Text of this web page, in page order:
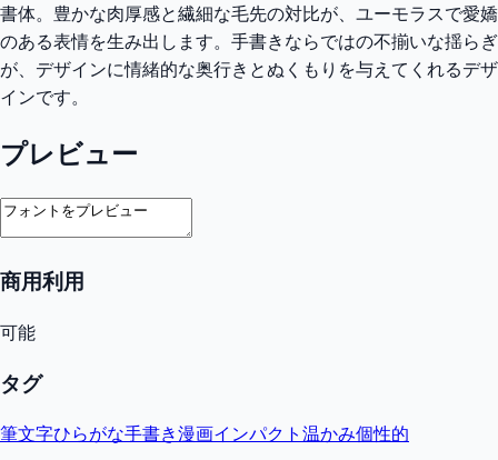
書体。豊かな肉厚感と繊細な毛先の対比が、ユーモラスで愛嬌
のある表情を生み出します。手書きならではの不揃いな揺らぎ
が、デザインに情緒的な奥行きとぬくもりを与えてくれるデザ
インです。
プレビュー
商用利用
可能
タグ
筆文字ひらがな手書き漫画インパクト 温かみ個性的